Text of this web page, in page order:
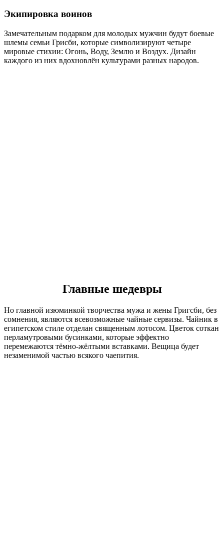
Экипировка воинов
Замечательным подарком для молодых мужчин будут боевые
шлемы семьи Грисби, которые символизируют четыре
мировые стихии: Огонь, Воду, Землю и Воздух. Дизайн
каждого из них вдохновлён культурами разных народов.
Главные шедевры
Но главной изюминкой творчества мужа и жены Григсби, без
сомнения, являются всевозможные чайные сервизы. Чайник в
египетском стиле отделан священным лотосом. Цветок соткан
перламутровыми бусинками, которые эффектно
перемежаются тёмно-жёлтыми вставками. Вещица будет
незаменимой частью всякого чаепития.